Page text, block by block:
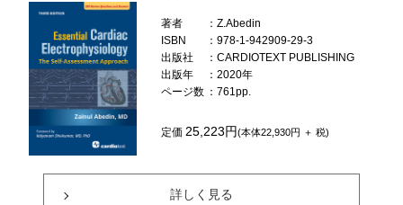
著者
：Z.Abedin
ISBN
：978-1-942909-29-3
出版社
：CARDIOTEXT PUBLISHING
出版年
：2020年
ページ数 ：761pp.
定価 25,223円(本体22,930円 ＋ 税)
詳しく見る